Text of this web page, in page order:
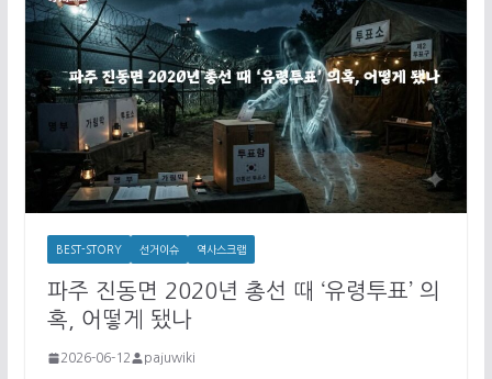
BEST-STORY 선거이슈 역사스크랩
파주 진동면 2020년 총선 때 ‘유령투표’ 의
혹, 어떻게 됐나
2026-06-12 pajuwiki